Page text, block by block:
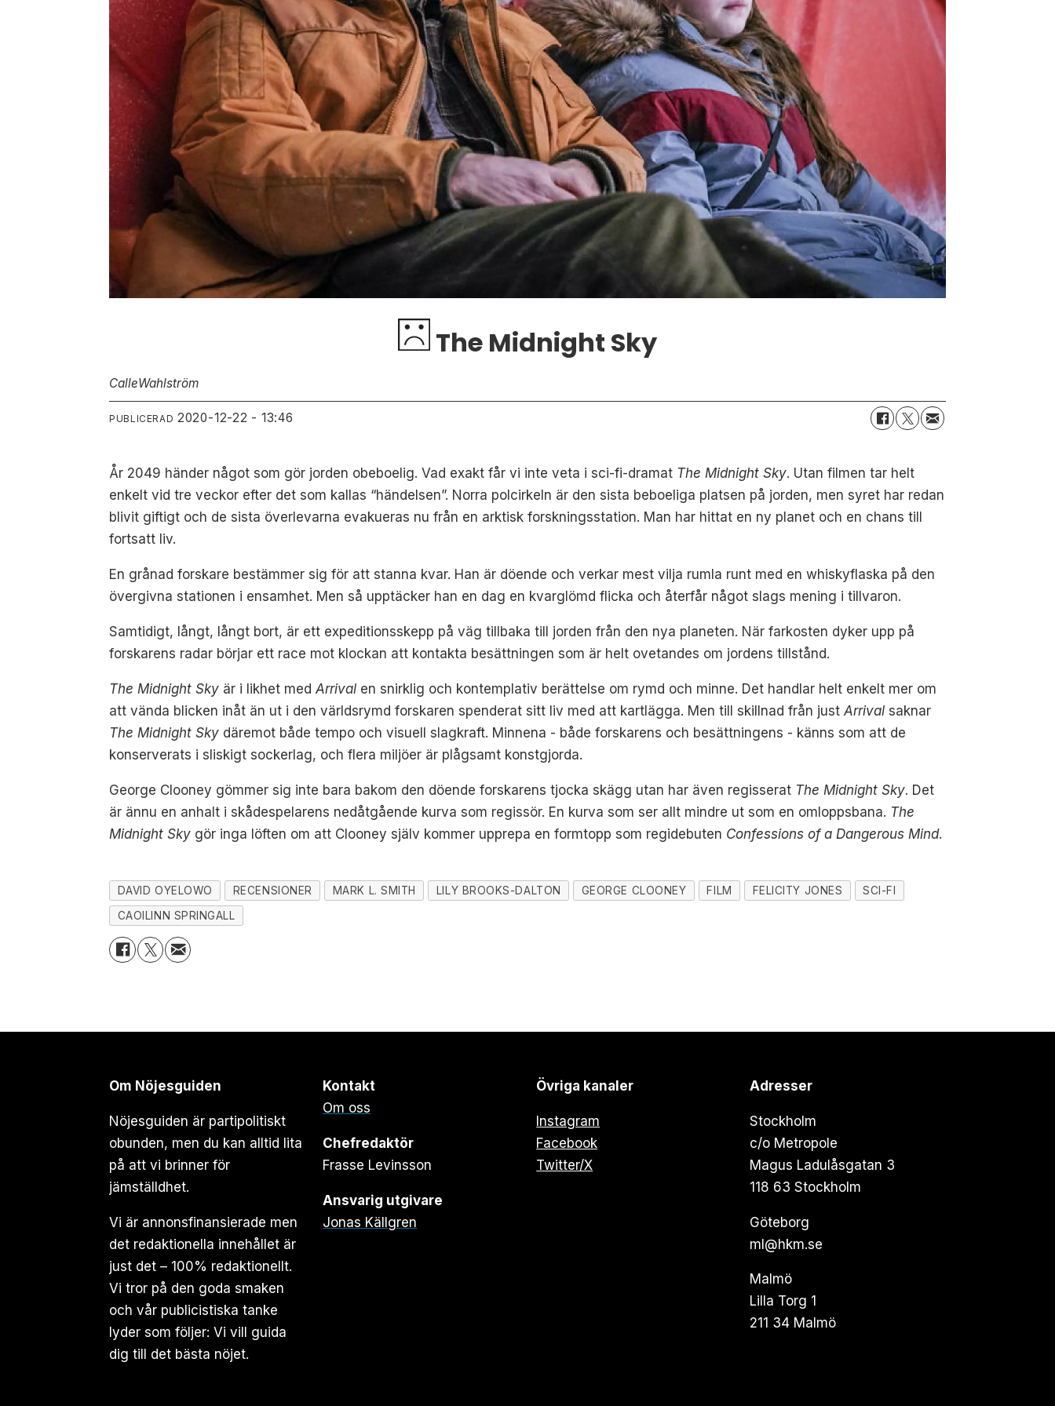
The Midnight Sky
CalleWahlström
PUBLICERAD 2020-12-22 - 13:46
År 2049 händer något som gör jorden obeboelig. Vad exakt får vi inte veta i sci-fi-dramat The Midnight Sky. Utan filmen tar helt
enkelt vid tre veckor efter det som kallas “händelsen”. Norra polcirkeln är den sista beboeliga platsen på jorden, men syret har redan
blivit giftigt och de sista överlevarna evakueras nu från en arktisk forskningsstation. Man har hittat en ny planet och en chans till
fortsatt liv.
En grånad forskare bestämmer sig för att stanna kvar. Han är döende och verkar mest vilja rumla runt med en whiskyflaska på den
övergivna stationen i ensamhet. Men så upptäcker han en dag en kvarglömd flicka och återfår något slags mening i tillvaron.
Samtidigt, långt, långt bort, är ett expeditionsskepp på väg tillbaka till jorden från den nya planeten. När farkosten dyker upp på
forskarens radar börjar ett race mot klockan att kontakta besättningen som är helt ovetandes om jordens tillstånd.
The Midnight Sky är i likhet medArrival en snirklig och kontemplativ berättelse om rymd och minne. Det handlar helt enkelt mer om
att vända blicken inåt än ut i den världsrymd forskaren spenderat sitt liv med att kartlägga. Men till skillnad från justArrival saknar
The Midnight Sky däremot både tempo och visuell slagkraft. Minnena - både forskarens och besättningens - känns som att de
konserverats i sliskigt sockerlag, och flera miljöer är plågsamt konstgjorda.
George Clooney gömmer sig inte bara bakom den döende forskarens tjocka skägg utan har även regisserat The Midnight Sky. Det
är ännu en anhalt i skådespelarens nedåtgående kurva som regissör. En kurva som ser allt mindre ut som en omloppsbana. The
Midnight Sky gör inga löften om att Clooney själv kommer upprepa en formtopp som regidebuten Confessions of a Dangerous Mind.
DAVID OYELOWO RECENSIONER MARK L. SMITH LILY BROOKS-DALTON GEORGE CLOONEY FILM FELICITY JONES
SCI-FI
CAOILINN SPRINGALL
Om Nöjesguiden
Nöjesguiden är partipolitiskt
obunden, men du kan alltid lita
på att vi brinner för
jämställdhet.
Vi är annonsfinansierade men
det redaktionella innehållet är
just det – 100% redaktionellt.
Vi tror på den goda smaken
och vår publicistiska tanke
lyder som följer: Vi vill guida
dig till det bästa nöjet.
Kontakt
Om oss
Chefredaktör
Frasse Levinsson
Ansvarig utgivare
Jonas Källgren
Övriga kanaler
Instagram
Facebook
Twitter/X
Adresser
Stockholm
c/o Metropole
Magus Ladulåsgatan 3
118 63 Stockholm
Göteborg
ml@hkm.se
Malmö
Lilla Torg 1
211 34 Malmö